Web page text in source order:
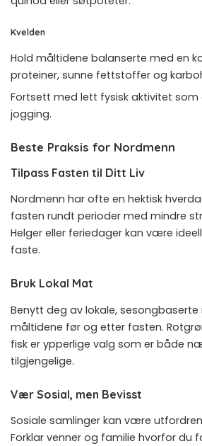
Kvelden
Hold måltidene balanserte med en
proteiner, sunne fettstoffer og
Fortsett med lett fysisk aktivitet som
jogging.
Beste Praksis for Nordmenn
Tilpass Fasten til Ditt Liv
Nordmenn har ofte en hektisk
fasten rundt perioder med mindre
Helger eller feriedager kan være
faste.
Bruk Lokal Mat
Benytt deg av lokale,
måltidene før og etter fasten.
fisk er ypperlige valg som er både
tilgjengelige.
Vær Sosial, men Bevisst
Sosiale samlinger kan være
Forklar venner og familie hvorfor du